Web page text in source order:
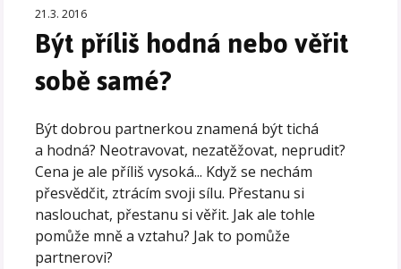
21.3. 2016
Být příliš hodná nebo věřit
sobě samé?
Být dobrou partnerkou znamená být tichá
a hodná? Neotravovat, nezatěžovat, neprudit?
Cena je ale příliš vysoká... Když se nechám
přesvědčit, ztrácím svoji sílu. Přestanu si
naslouchat, přestanu si věřit. Jak ale tohle
pomůže mně a vztahu? Jak to pomůže
partnerovi?